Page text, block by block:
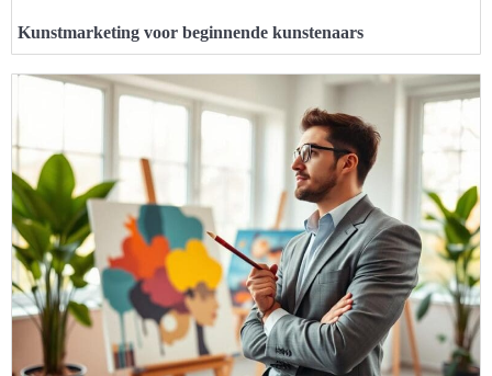
Kunstmarketing voor beginnende kunstenaars